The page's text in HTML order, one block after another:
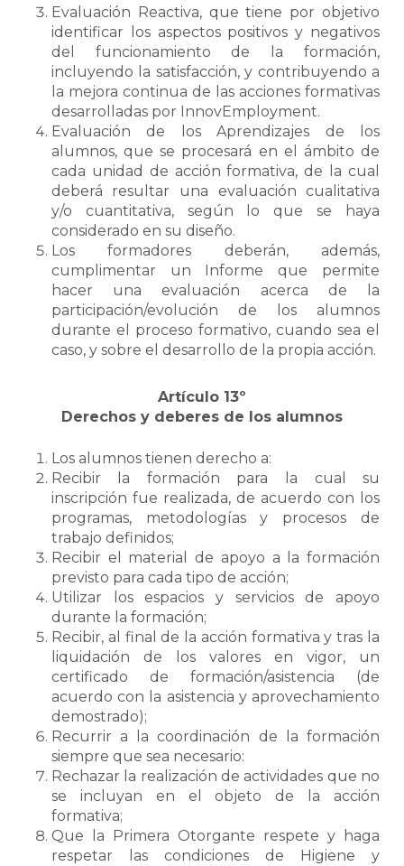
NO HAY PRODUCTOS EN EL
CARRITO.
Voltar
Evaluación Reactiva, que tiene por objetivo
identificar los aspectos positivos y negativos
del funcionamiento de la formación,
incluyendo la satisfacción, y contribuyendo a
la mejora continua de las acciones formativas
desarrolladas por InnovEmployment.
Evaluación de los Aprendizajes de los
alumnos, que se procesará en el ámbito de
cada unidad de acción formativa, de la cual
deberá resultar una evaluación cualitativa
y/o cuantitativa, según lo que se haya
considerado en su diseño.
Los formadores deberán, además,
cumplimentar un Informe que permite
hacer una evaluación acerca de la
participación/evolución de los alumnos
durante el proceso formativo, cuando sea el
caso, y sobre el desarrollo de la propia acción.
Artículo 13º
Derechos y deberes de los alumnos
Los alumnos tienen derecho a:
Recibir la formación para la cual su
inscripción fue realizada, de acuerdo con los
programas, metodologías y procesos de
trabajo definidos;
Recibir el material de apoyo a la formación
previsto para cada tipo de acción;
Utilizar los espacios y servicios de apoyo
durante la formación;
Recibir, al final de la acción formativa y tras la
liquidación de los valores en vigor, un
certificado de formación/asistencia (de
acuerdo con la asistencia y aprovechamiento
demostrado);
Recurrir a la coordinación de la formación
siempre que sea necesario:
Rechazar la realización de actividades que no
se incluyan en el objeto de la acción
formativa;
Que la Primera Otorgante respete y haga
respetar las condiciones de Higiene y